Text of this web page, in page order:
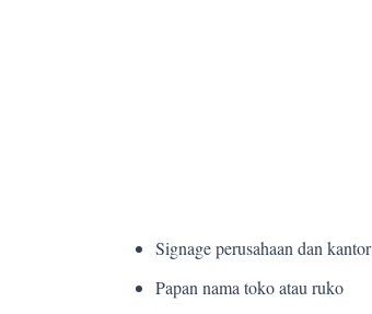
Signage perusahaan dan kantor
Papan nama toko atau ruko